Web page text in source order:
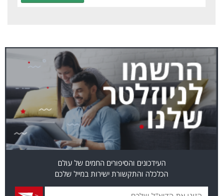
העידכונים והסיפורים החמים של עולם
הכלכלה והתקשורת ישירות במייל שלכם